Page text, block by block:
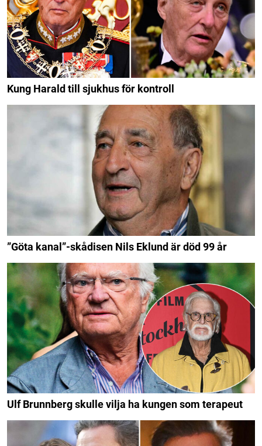
Kung Harald till sjukhus för kontroll
”Göta kanal”-skådisen Nils Eklund är död 99 år
Ulf Brunnberg skulle vilja ha kungen som terapeut